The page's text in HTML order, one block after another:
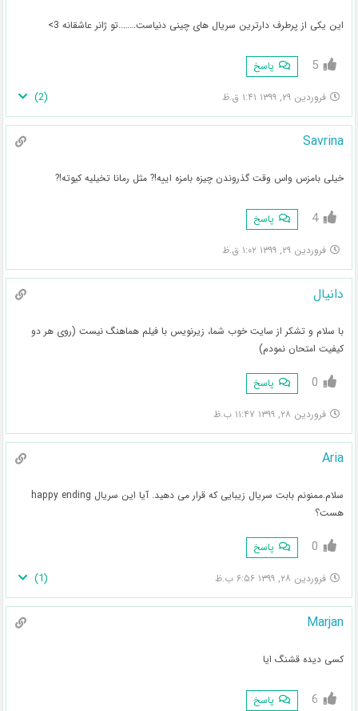
این یکی از پرطرف دارترین سریال های چینی دنیاست……..تو ژانر عاشقانه 3>
5 پاسخ
فروردین ۲۹, ۱۳۹۹ ۱:۴۱ ق.ظ (
2
)
Savrina
خیلی بامزس واس وقت گذروندن چیزه بامزه اییه!? مثل رمانا تخیلیه کیوته!?
4 پاسخ
فروردین ۲۹, ۱۳۹۹ ۱:۰۲ ق.ظ
دانیال
با سلام و تشکر از سایت خوب شما، زیرنویس با فیلم هماهنگ نیست (روی هر دو
کیفیت امتحان نمودم)
0 پاسخ
فروردین ۲۸, ۱۳۹۹ ۱۱:۴۷ ب.ظ
Aria
سلام.ممنونم بابت سریال زیبایی که قرار می دهید. آیا این سریال happy ending
هست؟
0 پاسخ
فروردین ۲۸, ۱۳۹۹ ۶:۵۶ ب.ظ (
1
)
Marjan
کسی دیده قشنگ ایا
6 پاسخ